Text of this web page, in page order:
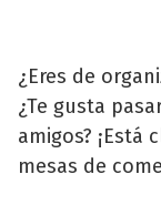
¿Eres de
¿Te gusta
amigos? ¡Está
mesas de